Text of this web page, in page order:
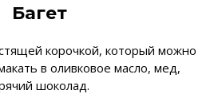
Багет
корочкой, который можно
в оливковое масло, мед,
шоколад.